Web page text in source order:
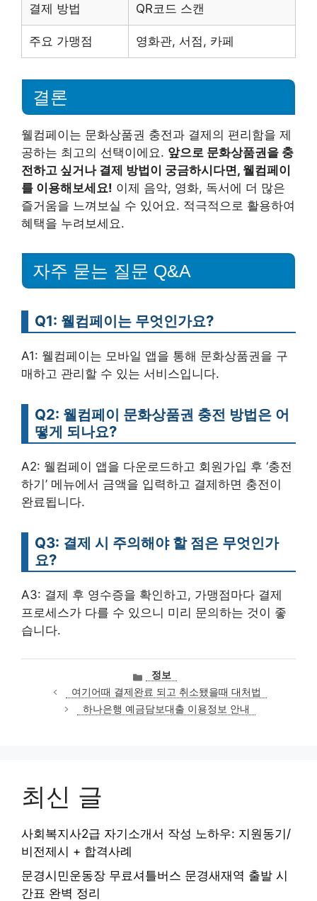
결제 방법 QR코드 스캔
주요 가맹점 영화관, 서점, 카페
결론
웰컴페이는 문화상품권 충전과 결제의 편리함을 제
공하는 최고의 선택이에요. 앞으로 문화상품권을 충
전하고 싶거나 결제 방법이 궁금하시다면, 웰컴페이
를 이용해보세요! 이제 음악, 영화, 독서에 더 많은
즐거움을 느껴보실 수 있어요. 적극적으로 활용하여
혜택을 누려보세요.
자주 묻는 질문 Q&A
Q1: 웰컴페이는 무엇인가요?
A1: 웰컴페이는 모바일 앱을 통해 문화상품권을 구
매하고 관리할 수 있는 서비스입니다.
Q2: 웰컴페이 문화상품권 충전 방법은 어
떻게 되나요?
A2: 웰컴페이 앱을 다운로드하고 회원가입 후 ‘충전
하기’ 메뉴에서 금액을 입력하고 결제하면 충전이
완료됩니다.
Q3: 결제 시 주의해야 할 점은 무엇인가
요?
A3: 결제 후 영수증을 확인하고, 가맹점마다 결제
프로세스가 다를 수 있으니 미리 문의하는 것이 좋
습니다.
카
테
고
리
정보
여기어때 결제완료 되고 취소됐을때 대처법
하나은행 예금담보대출 이용정보 안내
최신 글
사회복지사2급 자기소개서 작성 노하우: 지원동기/
비전제시 + 합격사례
문경시민운동장 무료셔틀버스 문경새재역 출발 시
간표 완벽 정리